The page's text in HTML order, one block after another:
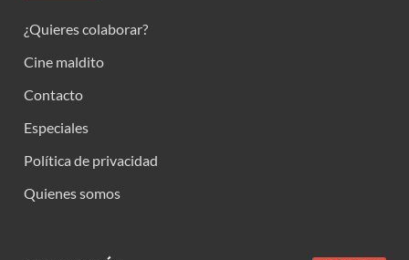
¿Quieres colaborar?
Cine maldito
Contacto
Especiales
Política de privacidad
Quienes somos